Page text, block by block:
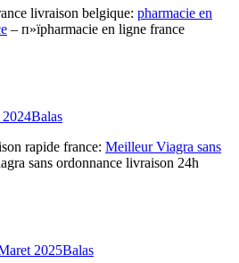
livraison belgique: pharmacie en
– п»їpharmacie en ligne france
2024Balas
rapide france: Meilleur Viagra sans
sans ordonnance livraison 24h
2025Balas